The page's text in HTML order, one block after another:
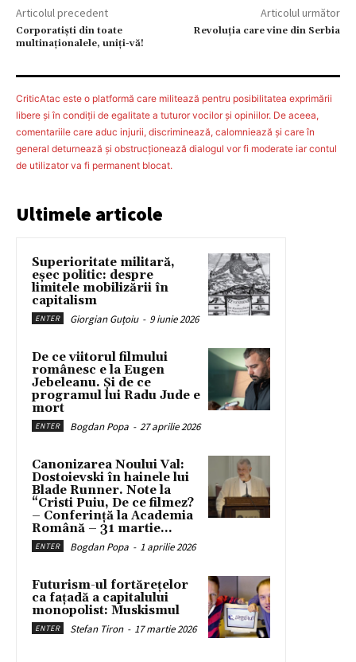
Articolul precedent
Corporatişti din toate
multinaţionalele, uniţi-vă!
Articolul următor
Revoluţia care vine din Serbia
CriticAtac este o platformă care militează pentru posibilitatea exprimării
libere şi în condiţii de egalitate a tuturor vocilor şi opiniilor. De aceea,
comentariile care aduc injurii, discriminează, calomniează şi care în
general deturnează şi obstrucţionează dialogul vor fi moderate iar contul
de utilizator va fi permanent blocat.
Ultimele articole
Superioritate militară,
eșec politic: despre
limitele mobilizării în
capitalism
ENTER Giorgian Guțoiu - 9 iunie 2026
De ce viitorul filmului
românesc e la Eugen
Jebeleanu. Și de ce
programul lui Radu Jude e
mort
ENTER Bogdan Popa - 27 aprilie 2026
Canonizarea Noului Val:
Dostoievski în hainele lui
Blade Runner. Note la
“Cristi Puiu, De ce filmez?
– Conferință la Academia
Română – 31 martie...
ENTER Bogdan Popa - 1 aprilie 2026
Futurism-ul fortărețelor
ca fațadă a capitalului
monopolist: Muskismul
ENTER Stefan Tiron - 17 martie 2026